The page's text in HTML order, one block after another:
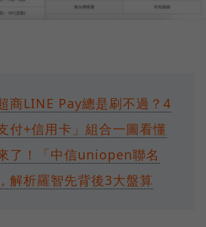
商LINE Pay總是刷不過？4
付+信用卡」組合一圖看懂
了！「中信uniopen聯名
解析羅智先背後3大盤算